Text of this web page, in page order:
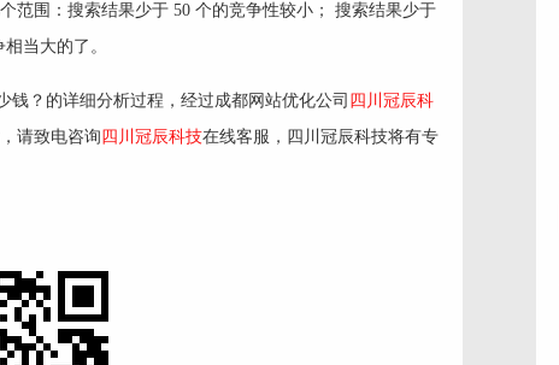
范围：搜索结果少于 50 个的竞争性较小； 搜索结果少于
当大的了。
钱？的详细分析过程，经过成都网站优化公司 四川冠辰科
请致电咨询 四川冠辰科技在线客服，四川冠辰科技将有专